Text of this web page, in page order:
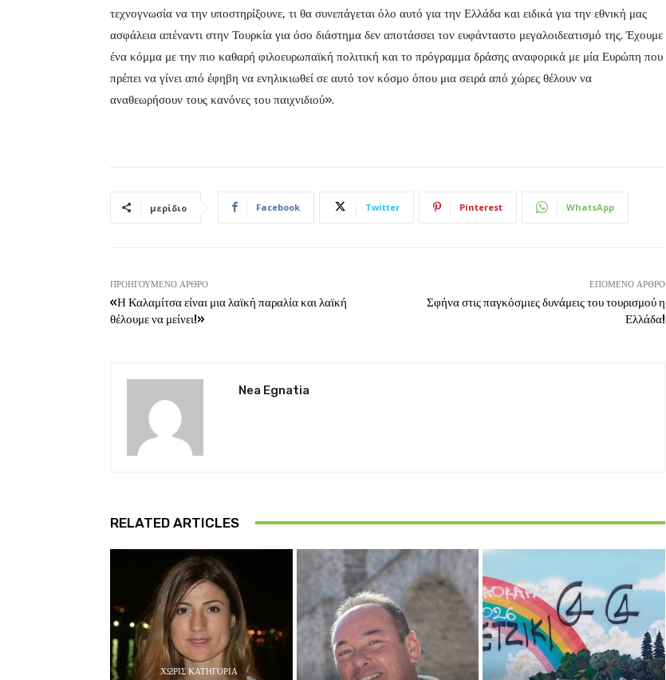
τεχνογνωσία να την υποστηρίξουνε, τι θα συνεπάγεται όλο αυτό για την Ελλάδα και ειδικά για την εθνική μας
ασφάλεια απέναντι στην Τουρκία για όσο διάστημα δεν αποτάσσει τον ευφάνταστο μεγαλοιδεατισμό της. Έχουμε
ένα κόμμα με την πιο καθαρή φιλοευρωπαϊκή πολιτική και το πρόγραμμα δράσης αναφορικά με μία Ευρώπη που
πρέπει να γίνει από έφηβη να ενηλικιωθεί σε αυτό τον κόσμο όπου μια σειρά από χώρες θέλουν να
αναθεωρήσουν τους κανόνες του παιχνιδιού».
μερίδιο Facebook Twitter Pinterest WhatsApp
ΠΡΟΗΓΟΎΜΕΝΟ ΆΡΘΡΟ
«Η Καλαμίτσα είναι μια λαϊκή παραλία και λαϊκή
θέλουμε να μείνει!»
ΕΠΌΜΕΝΟ ΆΡΘΡΟ
Σφήνα στις παγκόσμιες δυνάμεις του τουρισμού η
Ελλάδα!
Nea Egnatia
RELATED ARTICLES
ΧΩΡΊΣ ΚΑΤΗΓΟΡΊΑ